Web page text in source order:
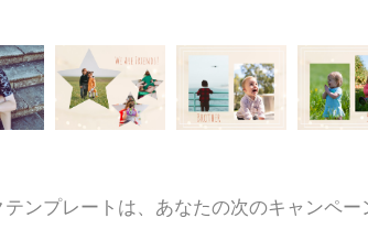
ンプレートは、あなたの次のキャンペ